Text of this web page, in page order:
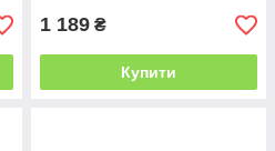
1 189 ₴
Купити